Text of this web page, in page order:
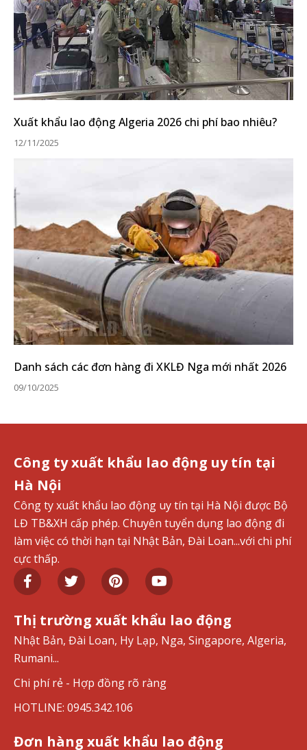
Xuất khẩu lao động Algeria 2026 chi phí bao nhiêu?
12/11/2025
Danh sách các đơn hàng đi XKLĐ Nga mới nhất 2026
09/10/2025
Công ty xuất khẩu lao động uy tín tại
Hà Nội
Công ty xuất khẩu lao động uy tín tại Hà Nội được Bộ
LĐ TB&XH cấp phép. Chuyên tuyển dụng lao động đi
làm việc có thời hạn tại Nhật Bản, Đài Loan...với chi phí
cực thấp.
Thị trường xuất khẩu lao động
Nhật Bản, Đài Loan, Hy Lạp, Nga, Singapore, Algeria,
Rumani...
Chi phí rẻ - Hợp đồng rõ ràng
HOTLINE: 0945.342.106
Đơn hàng xuất khẩu lao động